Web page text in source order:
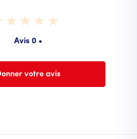
Avis 0 •
votre avis